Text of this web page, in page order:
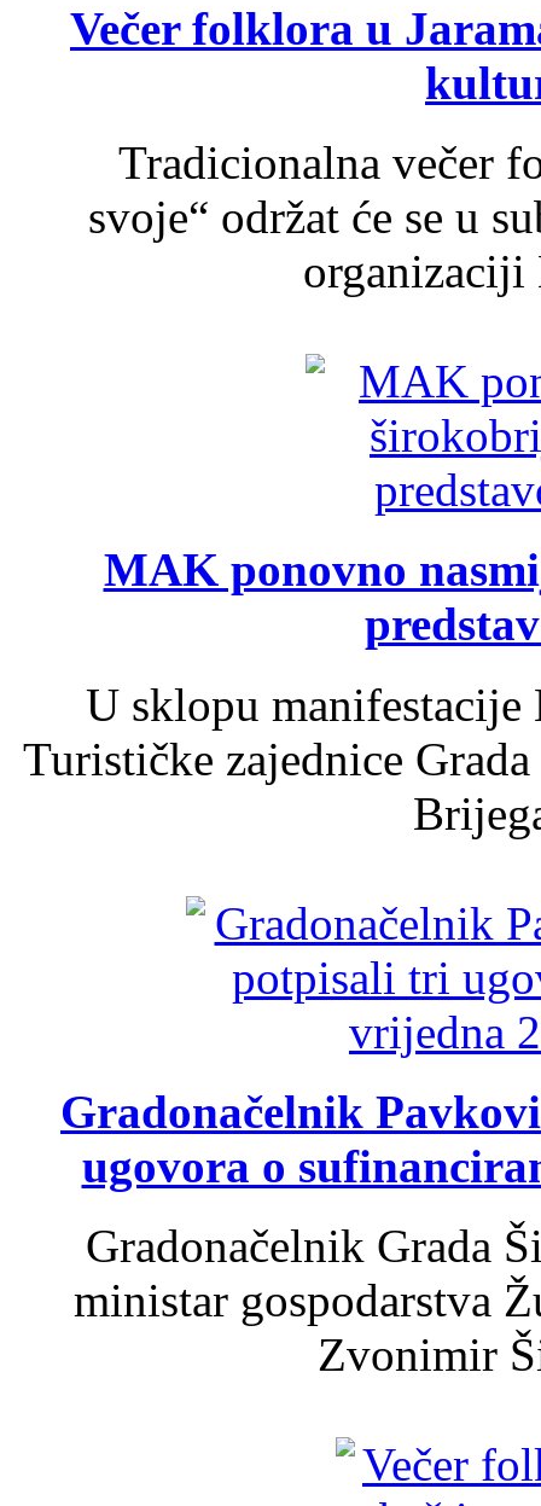
Večer folklora u
Tradicionalna večer
svoje“ održat će se u
organizaciji
MAK ponovno
U sklopu
Turističke zajednice
Gradonačelnik
ugovora o
Gradonačelnik Grada
ministar gospodarstva
Zvonimir